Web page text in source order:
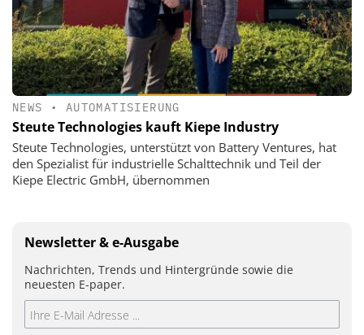
NEWS • AUTOMATISIERUNG
Steute Technologies kauft Kiepe Industry
Steute Technologies, unterstützt von Battery Ventures, hat
den Spezialist für industrielle Schalttechnik und Teil der
Kiepe Electric GmbH, übernommen
Newsletter & e-Ausgabe
Nachrichten, Trends und Hintergründe sowie die
neuesten E-paper.